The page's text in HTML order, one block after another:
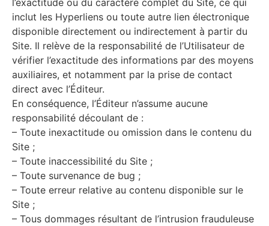
inclut les Hyperliens ou toute autre lien électronique
disponible directement ou indirectement à partir du
Site. Il relève de la responsabilité de l’Utilisateur de
vérifier l’exactitude des informations par des moyens
auxiliaires, et notamment par la prise de contact
direct avec l’Éditeur.
En conséquence, l’Éditeur n’assume aucune
responsabilité découlant de :
– Toute inexactitude ou omission dans le contenu du
Site ;
– Toute inaccessibilité du Site ;
– Toute survenance de bug ;
– Toute erreur relative au contenu disponible sur le
Site ;
– Tous dommages résultant de l’intrusion frauduleuse